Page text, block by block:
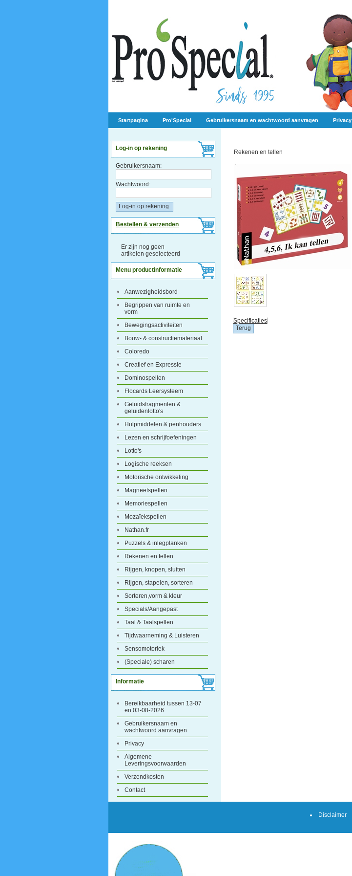
Startpagina Pro'Special Gebruikersnaam en wachtwoord aanvragen Privacy
Log-in op rekening
Gebruikersnaam:
Wachtwoord:
Bestellen & verzenden
Er zijn nog geen
artikelen geselecteerd
Menu productinformatie
Aanwezigheidsbord
Begrippen van ruimte en
vorm
Bewegingsactiviteiten
Bouw- & constructiemateriaal
Coloredo
Creatief en Expressie
Dominospellen
Flocards Leersysteem
Geluidsfragmenten &
geluidenlotto's
Hulpmiddelen & penhouders
Lezen en schrijfoefeningen
Lotto's
Logische reeksen
Motorische ontwikkeling
Magneetspellen
Memoriespellen
Mozaïekspellen
Nathan.fr
Puzzels & inlegplanken
Rekenen en tellen
Rijgen, knopen, sluiten
Rijgen, stapelen, sorteren
Sorteren,vorm & kleur
Specials/Aangepast
Taal & Taalspellen
Tijdwaarneming & Luisteren
Sensomotoriek
(Speciale) scharen
Informatie
Bereikbaarheid tussen 13-07
en 03-08-2026
Gebruikersnaam en
wachtwoord aanvragen
Privacy
Algemene
Leveringsvoorwaarden
Verzendkosten
Contact
Rekenen en tellen
Specificaties
Disclaimer